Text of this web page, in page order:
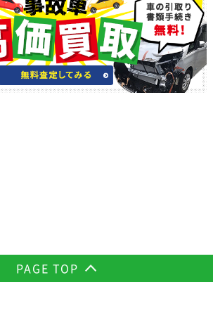
PAGE TOP